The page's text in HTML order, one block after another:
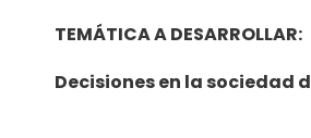
TEMÁTICA A DESARROLLAR:
Decisiones en la sociedad